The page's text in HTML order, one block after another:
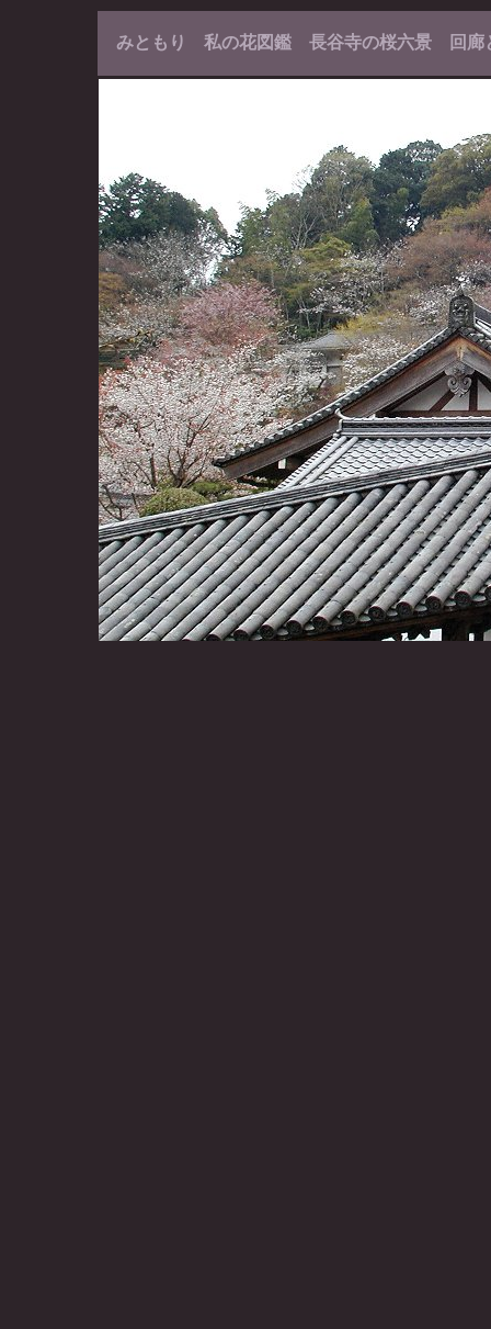
みともり 私の花図鑑 長谷寺の桜六